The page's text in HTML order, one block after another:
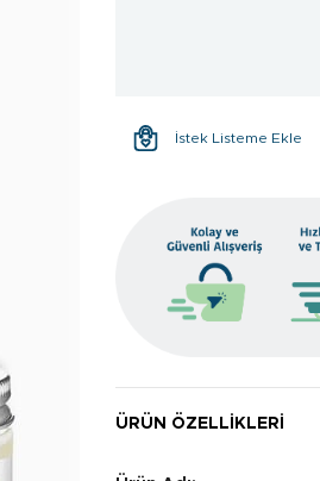
İstek Listeme Ekle
ÜRÜN ÖZELLIKLERI